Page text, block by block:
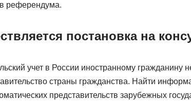
референдума.
постановка на
учет в России иностранному гражданину
страны гражданства. Найти
представительств зарубежных